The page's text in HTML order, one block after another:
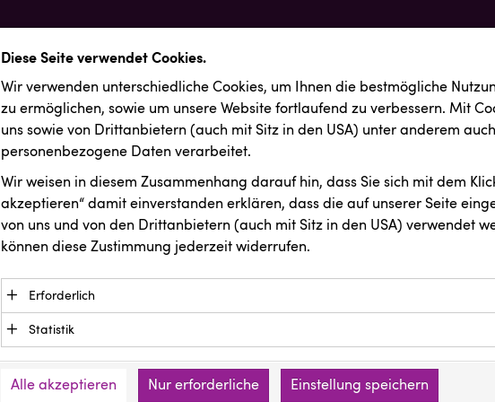
Diese Seite verwendet Cookies.
Wir verwenden unterschiedliche Cookies, um Ihnen die best­mögliche
zu ermöglichen, sowie um unsere Website fortlaufend zu verbessern. Mit
uns sowie von Drittanbietern (auch mit Sitz in den USA) unter anderem auch
personenbezogene Daten verarbeitet.
Wir weisen in diesem Zusammenhang darauf hin, dass Sie sich mit dem
akzeptieren“ damit ein­ver­standen erklären, dass die auf unserer Seite
von uns und von den Drittanbietern (auch mit Sitz in den USA) verwendet
können diese Zustimmung jederzeit widerrufen.
Erforderlich
Essenzielle Cookies ermöglichen grundlegende Funktionen und sind für
Funktion der Website erforderlich. Diese Cookies speichern keine
Daten und werden an keine Dritten übermittelt.
Anbieter: Eigentümer der Website (Erstanbieter)
Statistik
verstehen, wie unsere Besucher unsere Website nutzen.
Alle akzeptieren Nur erforderliche Einstellung speichern